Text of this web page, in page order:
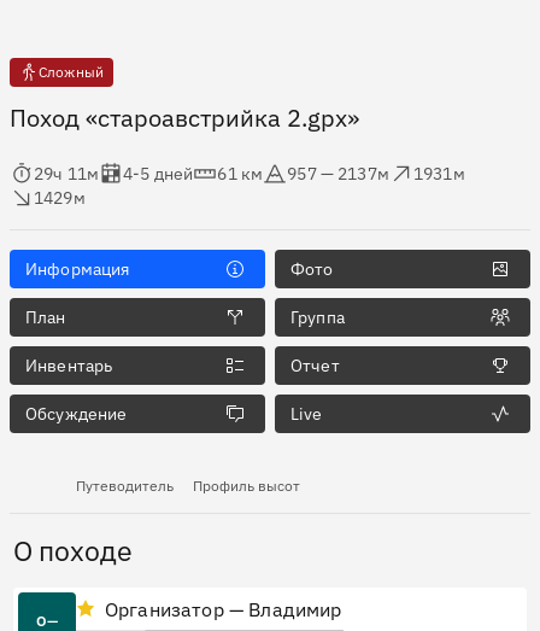
Сложный
Поход «староавстрийка 2.gpx»
в пути
29ч 11м
Оценка в днях
4-5 дней
Дистанция
61 км
Абсолютная высота
957 — 2137м
Набор высоты
1931м
1429м
Информация Фото
План Группа
Инвентарь Отчет
Обсуждение Live
Путеводитель Профиль высот
О походе
О— Организатор — Владимир